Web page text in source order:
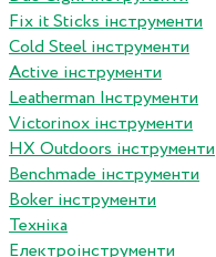
Fix it Sticks інструменти
Сold Steel інструменти
Active інструменти
Leatherman Інструменти
Victorinox інструменти
HX Outdoors інструменти
Benchmade інструменти
Boker інструменти
Техніка
Електроінструменти